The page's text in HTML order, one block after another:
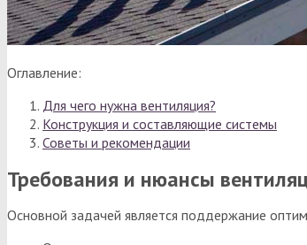
Оглавление:
Для чего нужна вентиляция?
Конструкция и составляющие системы
Советы и рекомендации
Требования и нюансы
Основной задачей является поддержание